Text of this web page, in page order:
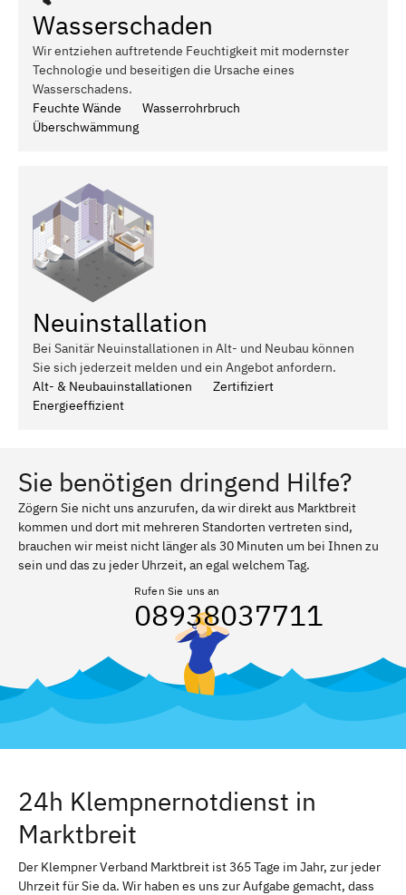
Wasserschaden
Wir entziehen auftretende Feuchtigkeit mit modernster
Technologie und beseitigen die Ursache eines
Wasserschadens.
Feuchte Wände
Wasserrohrbruch
Überschwämmung
Neuinstallation
Bei Sanitär Neuinstallationen in Alt- und Neubau können
Sie sich jederzeit melden und ein Angebot anfordern.
Alt- & Neubauinstallationen
Zertifiziert
Energieeffizient
Sie benötigen dringend Hilfe?
Zögern Sie nicht uns anzurufen, da wir direkt aus Marktbreit
kommen und dort mit mehreren Standorten vertreten sind,
brauchen wir meist nicht länger als 30 Minuten um bei Ihnen zu
sein und das zu jeder Uhrzeit, an egal welchem Tag.
Rufen Sie uns an
08938037711
24h Klempnernotdienst in
Marktbreit
Der Klempner Verband Marktbreit ist 365 Tage im Jahr, zur jeder
Uhrzeit für Sie da. Wir haben es uns zur Aufgabe gemacht, dass